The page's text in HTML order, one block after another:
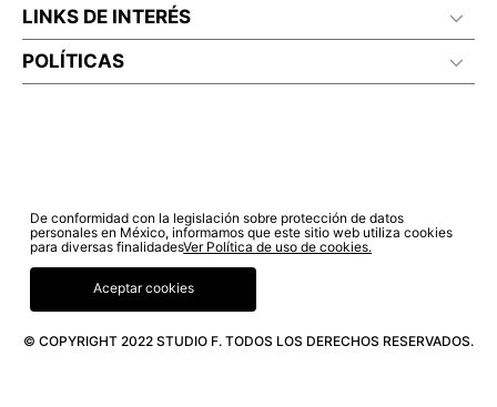
LINKS DE INTERÉS
POLÍTICAS
© COPYRIGHT 2022 STUDIO F. TODOS LOS DERECHOS RESERVADOS.
De conformidad con la legislación sobre protección de datos
personales en México, informamos que este sitio web utiliza cookies
para diversas finalidadesVer Política de uso de cookies.
Aceptar cookies